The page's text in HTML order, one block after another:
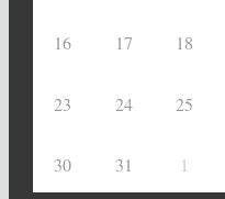
16 17 18
23 24 25
30 31 1